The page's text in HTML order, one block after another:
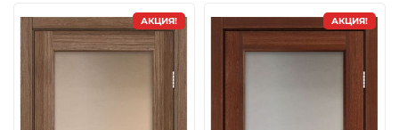
АКЦИЯ! АКЦИЯ!